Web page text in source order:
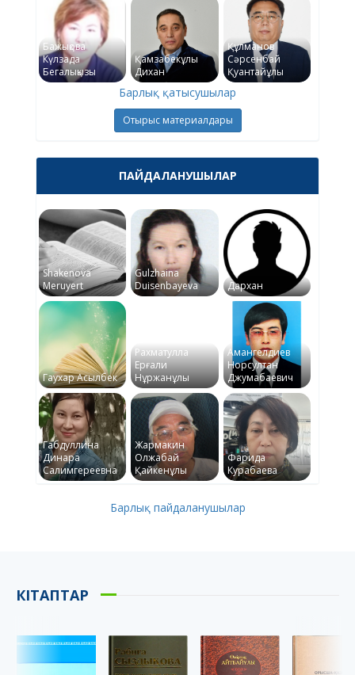
Бажықова
Күлзада
Бегалықызы
Қамзабекұлы
Дихан
Құлманов
Сәрсенбай
Қуантайұлы
Барлық қатысушылар
Отырыс материалдары
ПАЙДАЛАНУШЫЛАР
Shakenova
Meruyert
Gulzhaina
Duisenbayeva
Дархан
Гаухар Асылбек
Рахматулла
Ерғали
Нұржанұлы
Амангелдиев
Норсултан
Джумабаевич
Габдуллина
Динара
Салимгереевна
Жармакин
Олжабай
Қайкенұлы
Фарида
Курабаева
Барлық пайдаланушылар
КІТАПТАР